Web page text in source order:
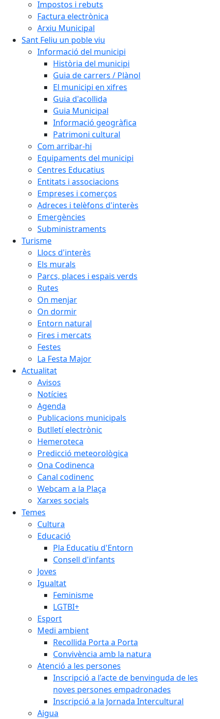
Impostos i rebuts
Factura electrònica
Arxiu Municipal
Sant Feliu un poble viu
Informació del municipi
Història del municipi
Guia de carrers / Plànol
El municipi en xifres
Guia d'acollida
Guia Municipal
Informació geogràfica
Patrimoni cultural
Com arribar-hi
Equipaments del municipi
Centres Educatius
Entitats i associacions
Empreses i comerços
Adreces i telèfons d'interès
Emergències
Subministraments
Turisme
Llocs d'interès
Els murals
Parcs, places i espais verds
Rutes
On menjar
On dormir
Entorn natural
Fires i mercats
Festes
La Festa Major
Actualitat
Avisos
Notícies
Agenda
Publicacions municipals
Butlletí electrònic
Hemeroteca
Predicció meteorològica
Ona Codinenca
Canal codinenc
Webcam a la Plaça
Xarxes socials
Temes
Cultura
Educació
Pla Educatiu d'Entorn
Consell d'infants
Joves
Igualtat
Feminisme
LGTBI+
Esport
Medi ambient
Recollida Porta a Porta
Convivència amb la natura
Atenció a les persones
Inscripció a l'acte de benvinguda de les
noves persones empadronades
Inscripció a la Jornada Intercultural
Aigua